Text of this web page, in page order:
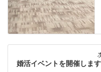
婚活イベントを開催します